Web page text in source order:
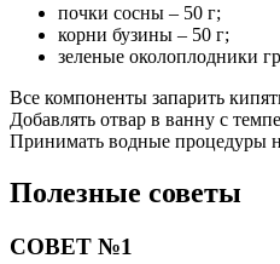
почки сосны – 50 г;
корни бузины – 50 г;
зеленые околоплодники
Все компоненты запарить
Добавлять отвар в ванну с
Принимать водные процедуры
Полезные советы
СОВЕТ №1